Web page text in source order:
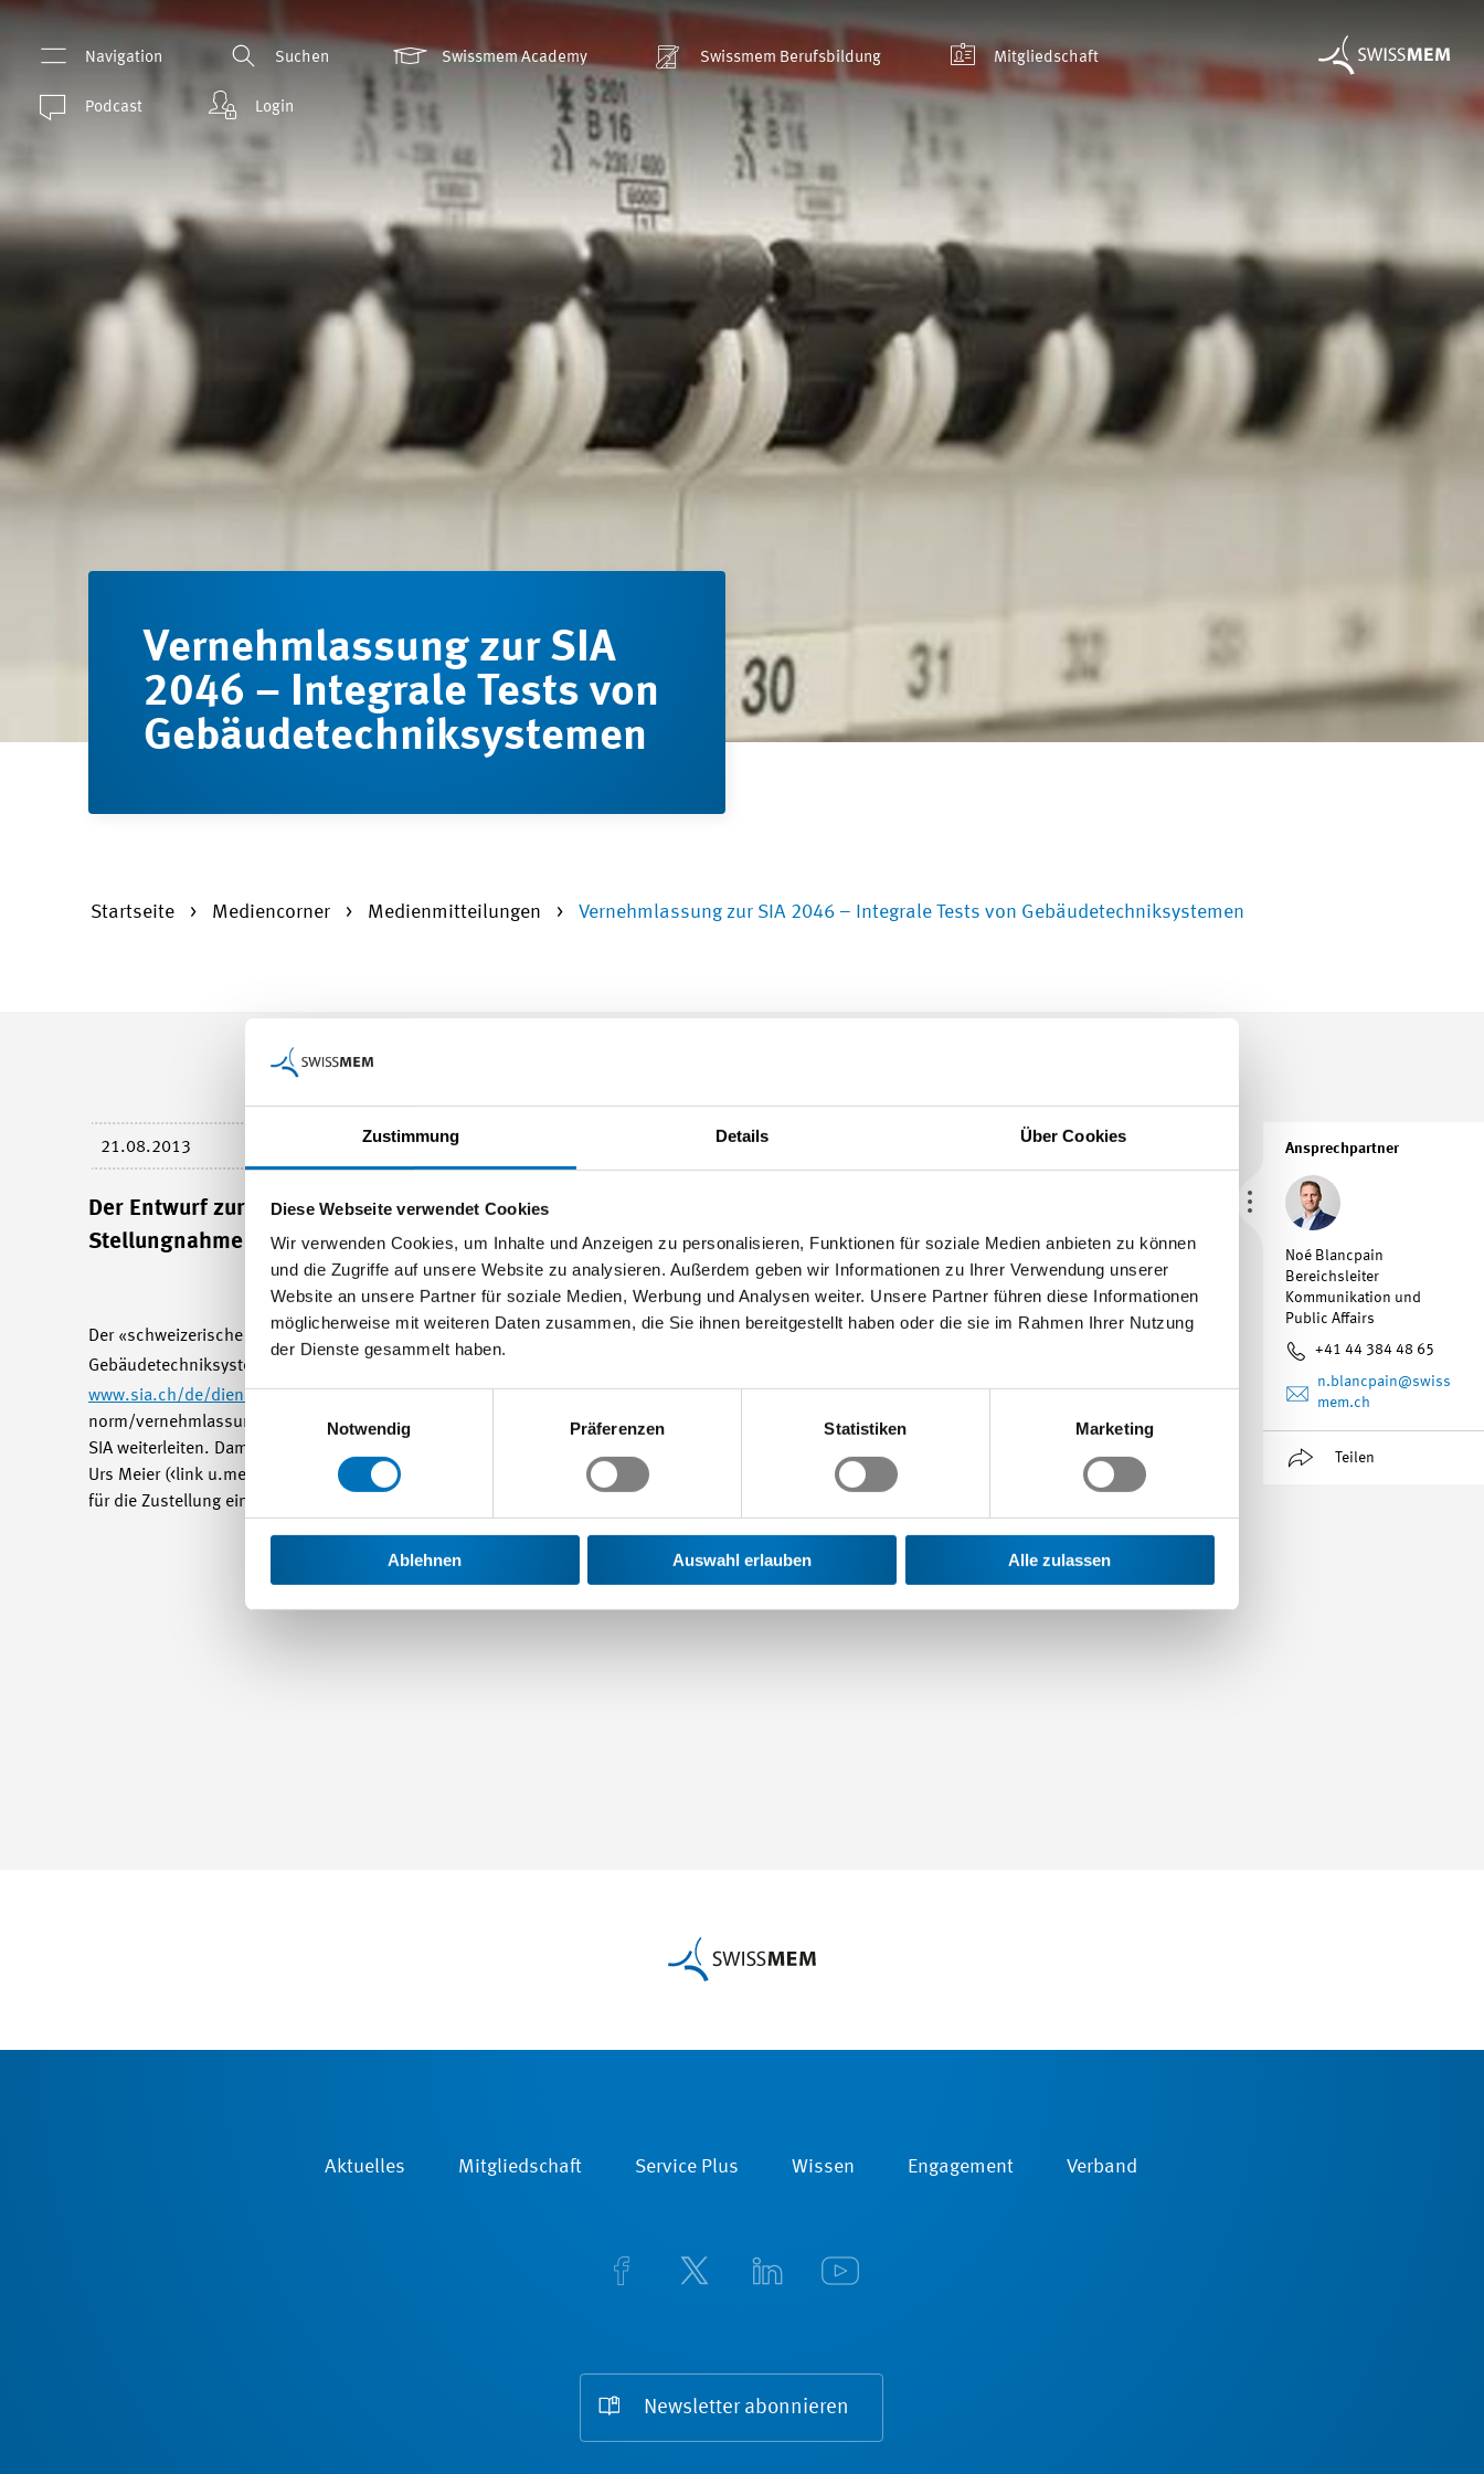
Zustimmung Details Über Cookies
Diese Webseite verwendet Cookies
Wir verwenden Cookies, um Inhalte und Anzeigen zu personalisieren, Funktionen für soziale Medien anbieten zu können
und die Zugriffe auf unsere Website zu analysieren. Außerdem geben wir Informationen zu Ihrer Verwendung unserer
Website an unsere Partner für soziale Medien, Werbung und Analysen weiter. Unsere Partner führen diese Informationen
möglicherweise mit weiteren Daten zusammen, die Sie ihnen bereitgestellt haben oder die sie im Rahmen Ihrer Nutzung
der Dienste gesammelt haben.
Einwilligungsauswahl
Notwendig
Präferenzen Statistiken Marketing
Ablehnen Auswahl erlauben Alle zulassen
Navigation Suchen Swissmem Academy Swissmem Berufsbildung Mitgliedschaft
Podcast Login
Vernehmlassung zur SIA
2046 – Integrale Tests von
Gebäudetechniksystemen
Startseite Mediencorner Medienmitteilungen Vernehmlassung zur SIA 2046 – Integrale Tests von Gebäudetechniksystemen
Ansprechpartner
Noé Blancpain
Bereichsleiter
Kommunikation und
Public Affairs
+41 44 384 48 65
n.blancpain@swiss
mem.ch
Teilen
21.08.2013
Der Entwurf zur Norm SIA 2046 – Integrale Tests von Gebäudetechniksystemen liegt zur
Stellungnahme auf.
Der «schweizerische Ingenieur- und Architektenverein» (SIA) hat uns auf die laufende Vernehmlassung der sia-Norm 2046 – Integrale Tests von
Gebäudetechniksystemen aufmerksam gemacht. Der 28-seitige Entwurf kann unter dem folgenden Link abgerufen werden: <link
www.sia.ch/de/dienstleistungen/sia-norm/vernehmlassungen/nc/1/&gt
norm/vernehmlassungen/nc/1/</link> Swissmem wird allfällige Bemerkungen der Swissmem Mitglieder sammeln und konsolidiert an den
SIA weiterleiten. Damit wir die Frist des SIA wahren können, bitten wir Sie, Ihre allfälligen Bemerkungen bis spätestens 24. September 2013 an
Urs Meier (<link u.meier@swissmem.ch - mail>u.meier@swissmem.ch</link>) zu schicken. Bei einer direkten Eingabe an den SIA sind wir Ihnen
für die Zustellung einer Kopie dankbar. Bei Fragen steht Ihnen Urs Meier (044 384 48 10) gerne zur Verfügung.
Aktuelles Mitgliedschaft Service Plus Wissen Engagement Verband
Newsletter abonnieren